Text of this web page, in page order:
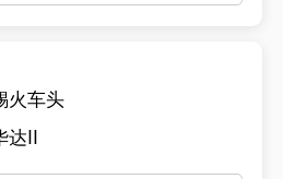
火车头
达II